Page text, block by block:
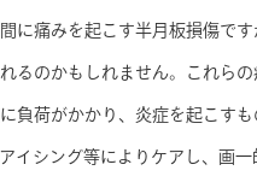
に痛みを起こす半月板損傷で
るのかもしれません。これらの
負荷がかかり、炎症を起こす
イシング等によりケアし、画一